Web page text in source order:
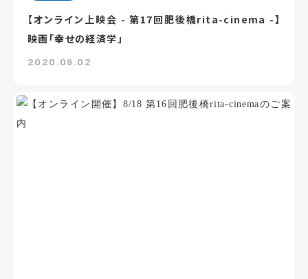
【オンライン上映会 - 第17回肥後橋rita-cinema -】
映画「幸せの経済学」
2020.09.02